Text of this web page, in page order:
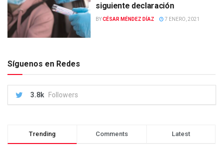
siguiente declaración
BYCÉSAR MÉNDEZ DÍAZ 7 ENERO, 2021
Síguenos en Redes
3.8k Followers
Trending Comments Latest